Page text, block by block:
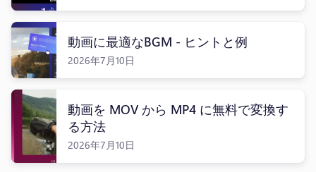
動画に最適なBGM - ヒントと例
2026年7月10日
動画を MOV から MP4 に無料で変換す
る方法
2026年7月10日